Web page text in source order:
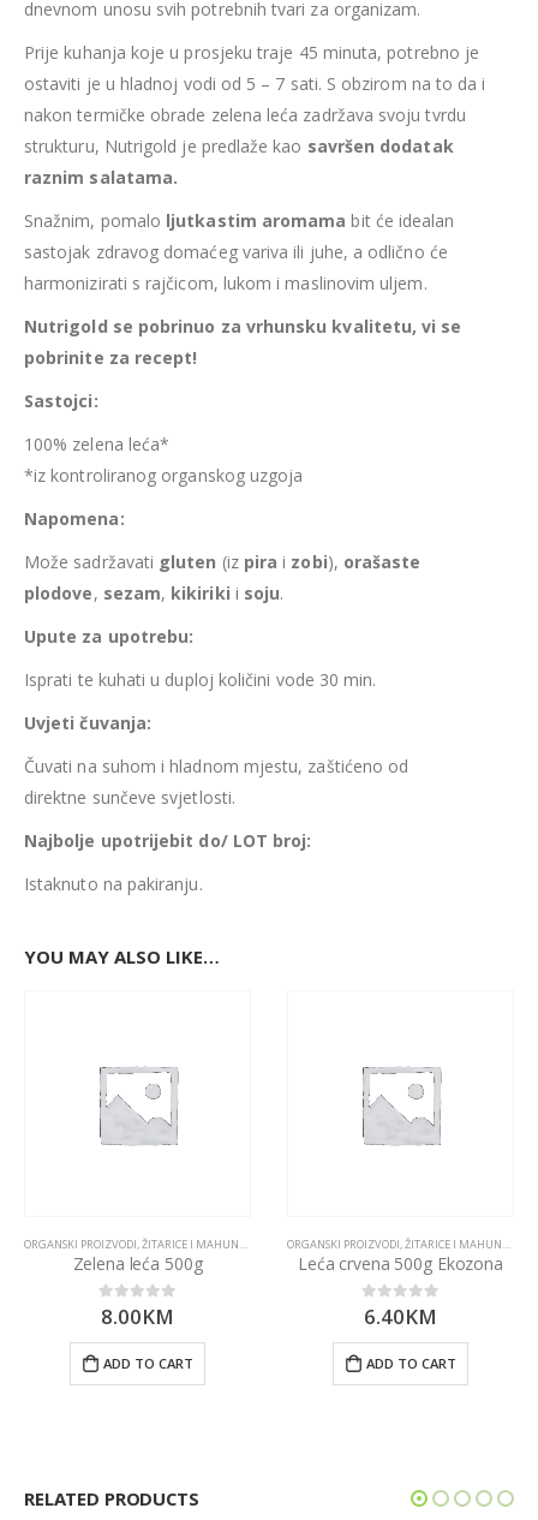
dnevnom unosu svih potrebnih tvari za organizam.
Prije kuhanja koje u prosjeku traje 45 minuta, potrebno je
ostaviti je u hladnoj vodi od 5 – 7 sati. S obzirom na to da i
nakon termičke obrade zelena leća zadržava svoju tvrdu
strukturu, Nutrigold je predlaže kao savršen dodatak
raznim salatama.
Snažnim, pomalo ljutkastim aromama bit će idealan
sastojak zdravog domaćeg variva ili juhe, a odlično će
harmonizirati s rajčicom, lukom i maslinovim uljem.
Nutrigold se pobrinuo za vrhunsku kvalitetu, vi se
pobrinite za recept!
Sastojci:
100% zelena leća*
*iz kontroliranog organskog uzgoja
Napomena:
Može sadržavati gluten (iz pira i zobi), orašaste
plodove, sezam, kikiriki i soju.
Upute za upotrebu:
Isprati te kuhati u duploj količini vode 30 min.
Uvjeti čuvanja:
Čuvati na suhom i hladnom mjestu, zaštićeno od
direktne sunčeve svjetlosti.
Najbolje upotrijebit do/ LOT broj:
Istaknuto na pakiranju.
YOU MAY ALSO LIKE…
ORGANSKI PROIZVODI,ŽITARICE I MAHUNARKE
Zelena leća 500g
0out of 5
8.00KM
ADD TO CART
ORGANSKI PROIZVODI,ŽITARICE I MAHUNARKE
Leća crvena 500g Ekozona
0out of 5
6.40KM
ADD TO CART
RELATED PRODUCTS